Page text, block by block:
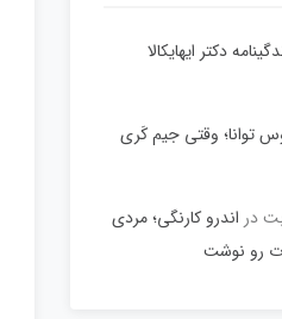
دکتر ایهایکالا
توانا؛ وقتی جیم کَری
در اندرو کارنگی؛ مردی
رو نوشت